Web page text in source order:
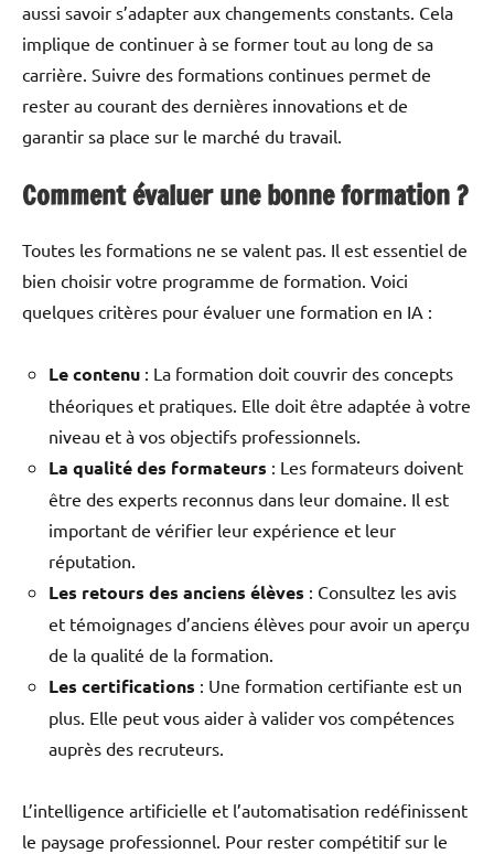
aussi savoir s’adapter aux changements constants. Cela
implique de continuer à se former tout au long de sa
carrière. Suivre des formations continues permet de
rester au courant des dernières innovations et de
garantir sa place sur le marché du travail.
Comment évaluer une bonne formation ?
Toutes les formations ne se valent pas. Il est essentiel de
bien choisir votre programme de formation. Voici
quelques critères pour évaluer une formation en IA :
Le contenu : La formation doit couvrir des concepts
théoriques et pratiques. Elle doit être adaptée à votre
niveau et à vos objectifs professionnels.
La qualité des formateurs : Les formateurs doivent
être des experts reconnus dans leur domaine. Il est
important de vérifier leur expérience et leur
réputation.
Les retours des anciens élèves : Consultez les avis
et témoignages d’anciens élèves pour avoir un aperçu
de la qualité de la formation.
Les certifications : Une formation certifiante est un
plus. Elle peut vous aider à valider vos compétences
auprès des recruteurs.
L’intelligence artificielle et l’automatisation redéfinissent
le paysage professionnel. Pour rester compétitif sur le